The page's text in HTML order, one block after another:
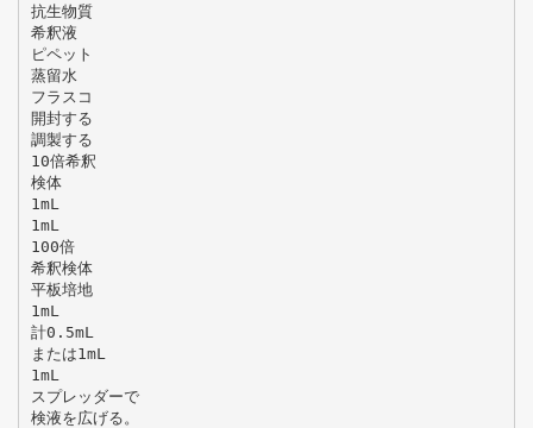
抗生物質
希釈液
ピペット
蒸留水
フラスコ
開封する
調製する
10倍希釈
検体
1mL
1mL
100倍
希釈検体
平板培地
1mL
計0.5mL
または1mL
1mL
スプレッダーで
検液を広げる。